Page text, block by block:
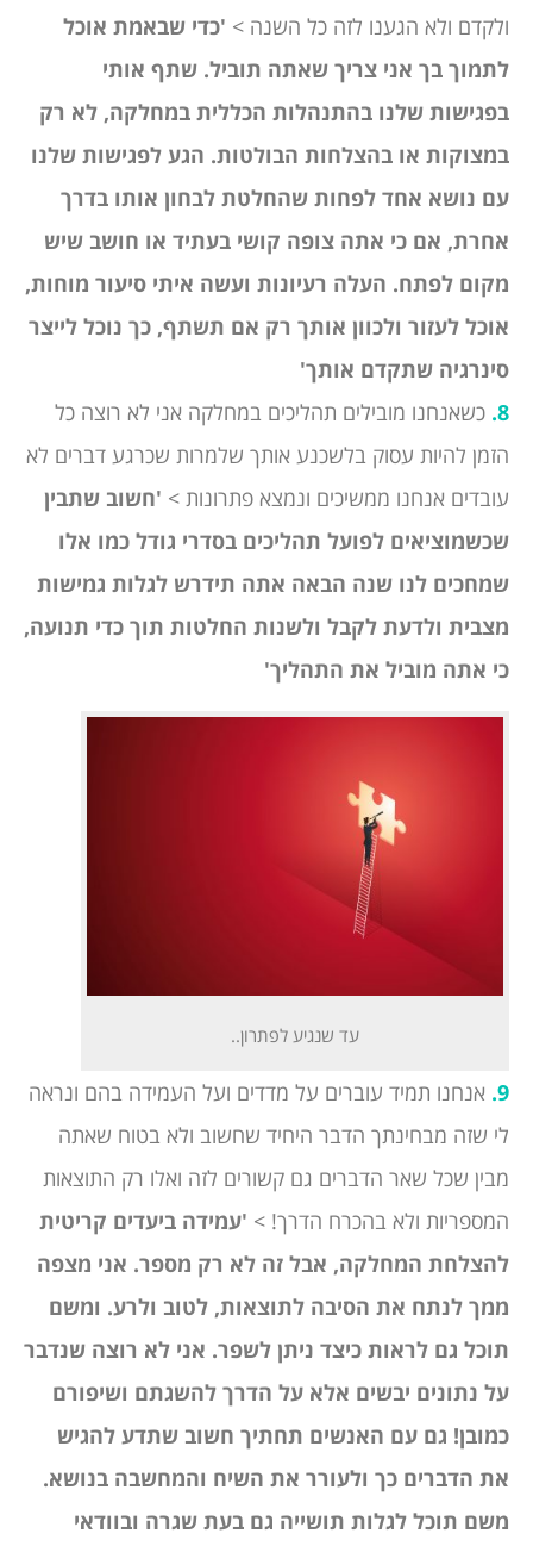
ולקדם ולא הגענו לזה כל השנה > 'כדי שבאמת אוכל
לתמוך בך אני צריך שאתה תוביל. שתף אותי
בפגישות שלנו בהתנהלות הכללית במחלקה, לא רק
במצוקות או בהצלחות הבולטות. הגע לפגישות שלנו
עם נושא אחד לפחות שהחלטת לבחון אותו בדרך
אחרת, אם כי אתה צופה קושי בעתיד או חושב שיש
מקום לפתח. העלה רעיונות ועשה איתי סיעור מוחות,
אוכל לעזור ולכוון אותך רק אם תשתף, כך נוכל לייצר
סינרגיה שתקדם אותך'
8. כשאנחנו מובילים תהליכים במחלקה אני לא רוצה כל
הזמן להיות עסוק בלשכנע אותך שלמרות שכרגע דברים לא
עובדים אנחנו ממשיכים ונמצא פתרונות > 'חשוב שתבין
שכשמוציאים לפועל תהליכים בסדרי גודל כמו אלו
שמחכים לנו שנה הבאה אתה תידרש לגלות גמישות
מצבית ולדעת לקבל ולשנות החלטות תוך כדי תנועה,
כי אתה מוביל את התהליך'
עד שנגיע לפתרון..
9. אנחנו תמיד עוברים על מדדים ועל העמידה בהם ונראה
לי שזה מבחינתך הדבר היחיד שחשוב ולא בטוח שאתה
מבין שכל שאר הדברים גם קשורים לזה ואלו רק התוצאות
המספריות ולא בהכרח הדרך! > 'עמידה ביעדים קריטית
להצלחת המחלקה, אבל זה לא רק מספר. אני מצפה
ממך לנתח את הסיבה לתוצאות, לטוב ולרע. ומשם
תוכל גם לראות כיצד ניתן לשפר. אני לא רוצה שנדבר
על נתונים יבשים אלא על הדרך להשגתם ושיפורם
כמובן! גם עם האנשים תחתיך חשוב שתדע להגיש
את הדברים כך ולעורר את השיח והמחשבה בנושא.
משם תוכל לגלות תושייה גם בעת שגרה ובוודאי